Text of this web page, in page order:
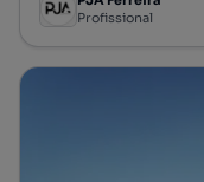
Profissional